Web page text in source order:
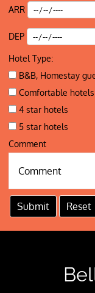
ARR
DEP
Hotel Type:
B&B, Homestay
Comfortable hotels
4 star hotels
5 star hotels
Comment